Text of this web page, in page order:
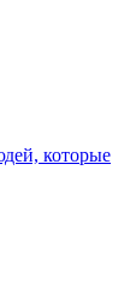
которые